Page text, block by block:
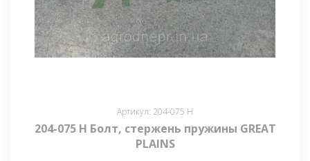
Артикул: 204-075 Н
204-075 Н Болт, стержень пружины GREAT
PLAINS